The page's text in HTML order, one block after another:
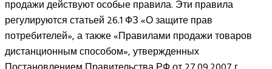
продажи действуют особые правила. Эти правила
регулируются статьей 26.1 ФЗ «О защите прав
потребителей», а также «Правилами продажи товаров
дистанционным способом», утвержденных